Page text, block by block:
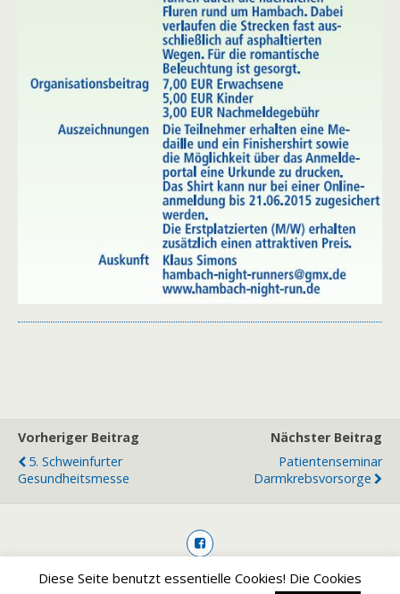
Vorheriger Beitrag
5. Schweinfurter
Gesundheitsmesse
Nächster Beitrag
Patientenseminar
Darmkrebsvorsorge
Diese Seite benutzt essentielle Cookies! Die Cookies